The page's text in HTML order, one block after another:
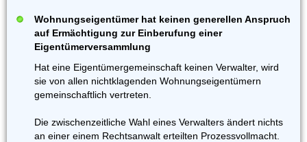
Wohnungseigentümer hat keinen generellen Anspruch
auf Ermächtigung zur Einberufung einer
Eigentümerversammlung
Hat eine Eigentümergemeinschaft keinen Verwalter, wird
sie von allen nichtklagenden Wohnungseigentümern
gemeinschaftlich vertreten.
Die zwischenzeitliche Wahl eines Verwalters ändert nichts
an einer einem Rechtsanwalt erteilten Prozessvollmacht.